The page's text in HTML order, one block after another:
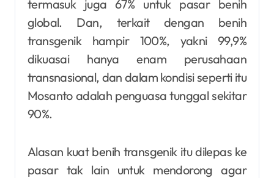
termasuk juga 67% untuk pasar benih
global. Dan, terkait dengan benih
transgenik hampir 100%, yakni 99,9%
dikuasai hanya enam perusahaan
transnasional, dan dalam kondisi seperti itu
Mosanto adalah penguasa tunggal sekitar
90%.
Alasan kuat benih transgenik itu dilepas ke
pasar tak lain untuk mendorong agar